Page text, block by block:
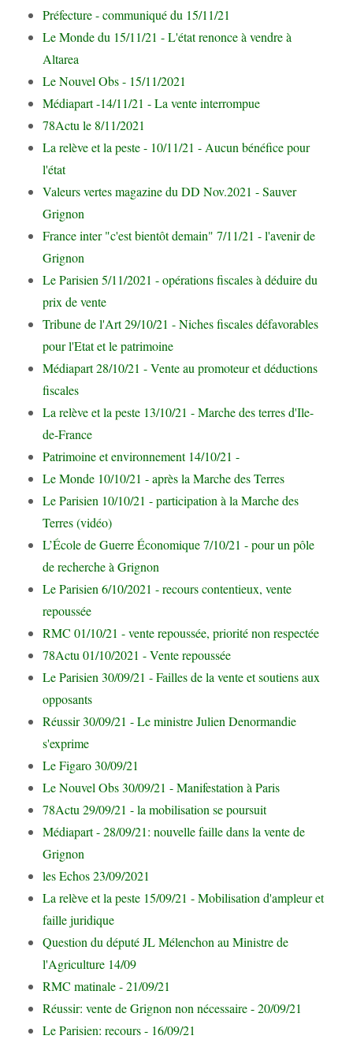
Préfecture - communiqué du 15/11/21
Le Monde du 15/11/21 - L'état renonce à vendre à
Altarea
Le Nouvel Obs - 15/11/2021
Médiapart -14/11/21 - La vente interrompue
78Actu le 8/11/2021
La relève et la peste - 10/11/21 - Aucun bénéfice pour
l'état
Valeurs vertes magazine du DD Nov.2021 - Sauver
Grignon
France inter "c'est bientôt demain" 7/11/21 - l'avenir de
Grignon
Le Parisien 5/11/2021 - opérations fiscales à déduire du
prix de vente
Tribune de l'Art 29/10/21 - Niches fiscales défavorables
pour l'Etat et le patrimoine
Médiapart 28/10/21 - Vente au promoteur et déductions
fiscales
La relève et la peste 13/10/21 - Marche des terres d'Ile-
de-France
Patrimoine et environnement 14/10/21 -
Le Monde 10/10/21 - après la Marche des Terres
Le Parisien 10/10/21 - participation à la Marche des
Terres (vidéo)
L’École de Guerre Économique 7/10/21 - pour un pôle
de recherche à Grignon
Le Parisien 6/10/2021 - recours contentieux, vente
repoussée
RMC 01/10/21 - vente repoussée, priorité non respectée
78Actu 01/10/2021 - Vente repoussée
Le Parisien 30/09/21 - Failles de la vente et soutiens aux
opposants
Réussir 30/09/21 - Le ministre Julien Denormandie
s'exprime
Le Figaro 30/09/21
Le Nouvel Obs 30/09/21 - Manifestation à Paris
78Actu 29/09/21 - la mobilisation se poursuit
Médiapart - 28/09/21: nouvelle faille dans la vente de
Grignon
les Echos 23/09/2021
La relève et la peste 15/09/21 - Mobilisation d'ampleur et
faille juridique
Question du député JL Mélenchon au Ministre de
l'Agriculture 14/09
RMC matinale - 21/09/21
Réussir: vente de Grignon non nécessaire - 20/09/21
Le Parisien: recours - 16/09/21